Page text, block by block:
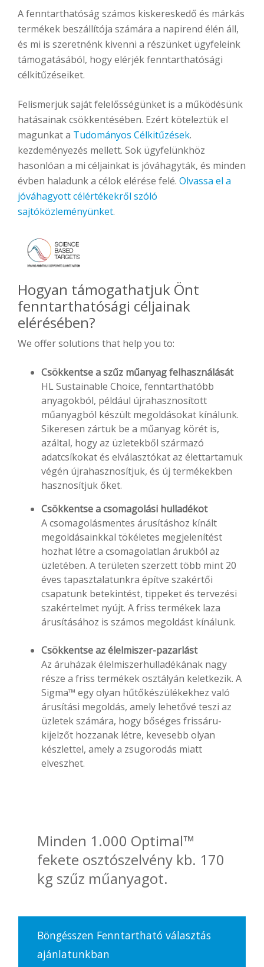
A fenntarthatóság számos kiskereskedő és márkás
termékek beszállítója számára a napirend élén áll,
és mi is szeretnénk kivenni a részünket ügyfeleink
támogatásából, hogy elérjék fenntarthatósági
célkitűzéseiket.
Felismerjük saját felelősségünket is a működésünk
hatásainak csökkentésében. Ezért köteleztük el
magunkat a Tudományos Célkitűzések.
kezdeményezés mellett. Sok ügyfelünkhöz
hasonlóan a mi céljainkat is jóváhagyták, és minden
évben haladunk a célok elérése felé. Olvassa el a
jóváhagyott célértékekről szóló
sajtóközleményünket.
Hogyan támogathatjuk Önt
fenntarthatósági céljainak
elérésében?
We offer solutions that help you to:
Csökkentse a szűz műanyag felhasználását
HL Sustainable Choice, fenntarthatóbb
anyagokból, például újrahasznosított
műanyagból készült megoldásokat kínálunk.
Sikeresen zártuk be a műanyag körét is,
azáltal, hogy az üzletekből származó
adatcsíkokat és elválasztókat az élettartamuk
végén újrahasznosítjuk, és új termékekben
hasznosítjuk őket.
Csökkentse a csomagolási hulladékot
A csomagolásmentes árusításhoz kínált
megoldásainkkal tökéletes megjelenítést
hozhat létre a csomagolatlan árukból az
üzletében. A területen szerzett több mint 20
éves tapasztalatunkra építve szakértői
csapatunk betekintést, tippeket és tervezési
szakértelmet nyújt. A friss termékek laza
árusításához is számos megoldást kínálunk.
Csökkentse az élelmiszer-pazarlást
Az áruházak élelmiszerhulladékának nagy
része a friss termékek osztályán keletkezik. A
Sigma™ egy olyan hűtőkészülékekhez való
árusítási megoldás, amely lehetővé teszi az
üzletek számára, hogy bőséges frissáru-
kijelzőt hozzanak létre, kevesebb olyan
készlettel, amely a zsugorodás miatt
elveszhet.
Minden 1.000 Optimal™
fekete osztószelvény kb. 170
kg szűz műanyagot.
Böngésszen Fenntartható választás
ajánlatunkban